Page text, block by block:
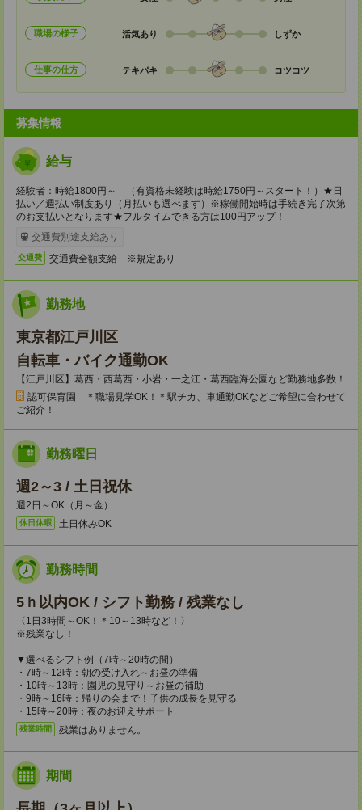
職場の様子 活気あり しずか
仕事の仕方 テキパキ コツコツ
募集情報
給与
経験者：時給1800円～ （有資格未経験は時給1750円～スタート！）★日
払い／週払い制度あり（月払いも選べます）※稼働開始時は手続き完了次第
のお支払いとなります★フルタイムできる方は100円アップ！
交通費別途支給あり
交通費 交通費全額支給 ※規定あり
勤務地
東京都江戸川区
自転車・バイク通勤OK
【江戸川区】葛西・西葛西・小岩・一之江・葛西臨海公園など勤務地多数！
認可保育園 ＊職場見学OK！＊駅チカ、車通勤OKなどご希望に合わせて
ご紹介！
勤務曜日
週2～3 / 土日祝休
週2日～OK（月～金）
休日休暇 土日休みOK
勤務時間
5ｈ以内OK / シフト勤務 / 残業なし
〈1日3時間～OK！＊10～13時など！〉
※残業なし！
▼選べるシフト例（7時～20時の間）
・7時～12時：朝の受け入れ～お昼の準備
・10時～13時：園児の見守り～お昼の補助
・9時～16時：帰りの会まで！子供の成長を見守る
・15時～20時：夜のお迎えサポート
残業時間 残業はありません。
期間